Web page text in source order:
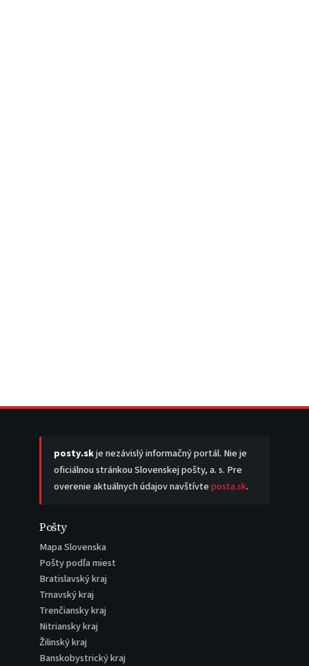
posty.skje nezávislý informačný portál. Nie je
oficiálnou stránkou Slovenskej pošty, a. s. Pre
overenie aktuálnych údajov navštívteposta.sk.
Pošty
Mapa Slovenska
Pošty podľa miest
Bratislavský kraj
Trnavský kraj
Trenčiansky kraj
Nitriansky kraj
Žilinský kraj
Banskobystrický kraj